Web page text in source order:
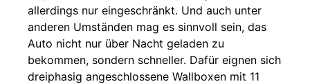
allerdings nur eingeschränkt. Und auch unter
anderen Umständen mag es sinnvoll sein, das
Auto nicht nur über Nacht geladen zu
bekommen, sondern schneller. Dafür eignen sich
dreiphasig angeschlossene Wallboxen mit 11